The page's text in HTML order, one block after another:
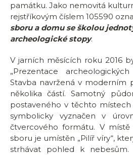
památku. Jako nemovitá
rejstříkovým číslem 105590
sboru a domu se školou
archeologické stopy.
V jarních měsících roku 2016
„Prezentace
Stavba navržená v moderním
několika částí. Samotný
postaveného v těchto
symbolicky vyznačen v
čtvercového formátu. V místě
sboru je umístěn „Pilíř víry“,
strhávat pohled k